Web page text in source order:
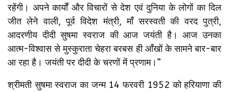
रहेंगी। अपने कार्यों और विचारों से देश एवं दुनिया के लोगों का दिल
जीत लेने वाली, पूर्व विदेश मंत्री, माँ सरस्वती की वरद पुत्री,
आदरणीय दीदी सुषमा स्वराज की आज जयंती है। आज उनका
आत्म-विश्वास से मुस्कुराता चेहरा बरबस ही आँखों के सामने बार-बार
आ रहा है। जयंती पर दीदी के चरणों में प्रणाम।”
श्रीमती सुषमा स्वराज का जन्म 14 फरवरी 1952 को हरियाणा की